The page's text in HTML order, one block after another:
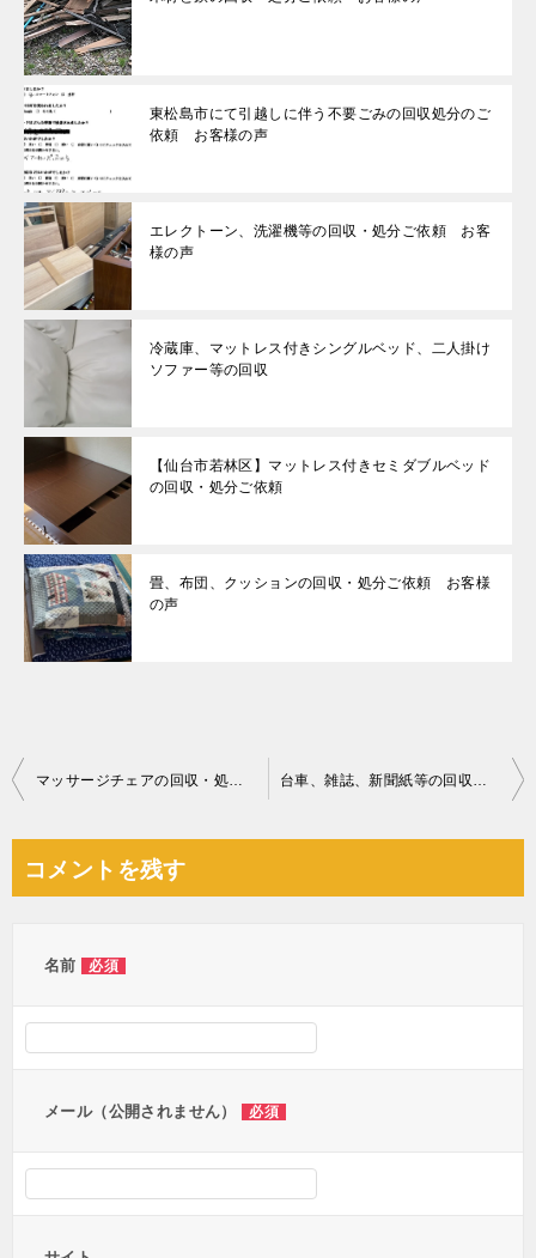
東松島市にて引越しに伴う不要ごみの回収処分のご
依頼 お客様の声
エレクトーン、洗濯機等の回収・処分ご依頼 お客
様の声
冷蔵庫、マットレス付きシングルベッド、二人掛け
ソファー等の回収
【仙台市若林区】マットレス付きセミダブルベッド
の回収・処分ご依頼
畳、布団、クッションの回収・処分ご依頼 お客様
の声
投
ビ
ョ
マッサージチェアの回収・処分ご依頼 お客様の声 台車、雑誌、新聞紙等の回収・処分ご依頼 お客様の声
コメントを残す
名前 必須
メール（公開されません） 必須